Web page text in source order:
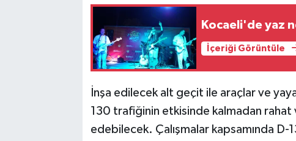
Kocaeli'de yaz
İçeriği Görüntüle
İnşa edilecek alt geçit ile araçlar ve
130 trafiğinin etkisinde kalmadan
edebilecek. Çalışmalar kapsamında